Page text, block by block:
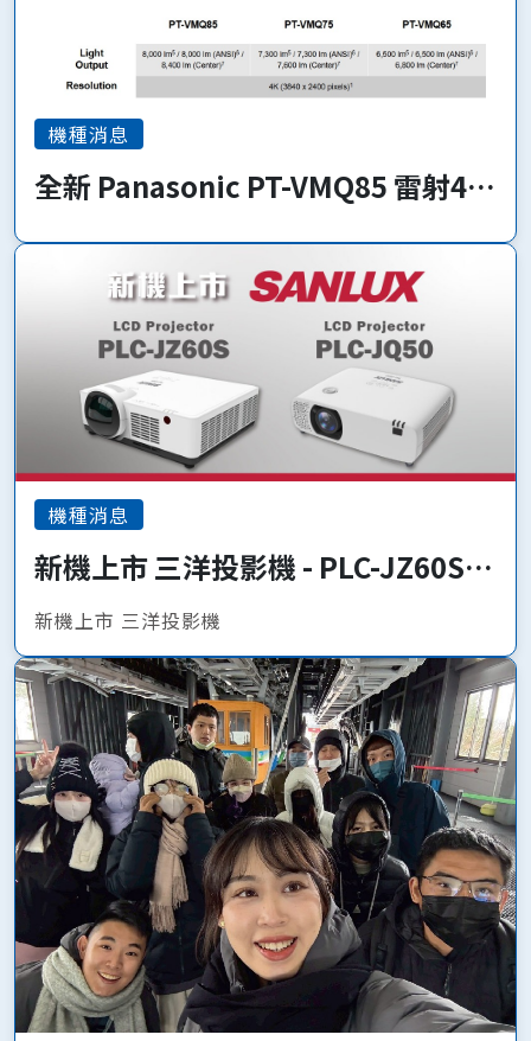
機種消息
全新 Panasonic PT-VMQ85 雷射4K
機種消息
新機上市 三洋投影機 - PLC-JZ60S、
PLC-JQ50
新機上市 三洋投影機